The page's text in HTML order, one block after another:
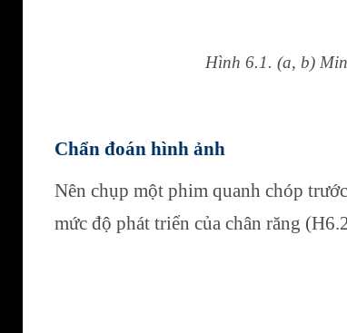
Hình 6.1. (a, b)
Chẩn đoán hình ảnh
Nên chụp một phim quanh chóp
mức độ phát triển của chân răng